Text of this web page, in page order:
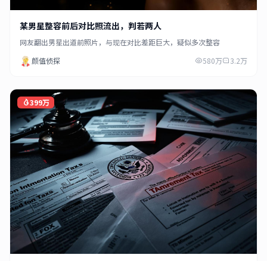
某男星整容前后对比照流出，判若两人
网友翻出男星出道前照片，与现在对比差距巨大，疑似多次整容
颜值侦探
580万 3.2万
399万